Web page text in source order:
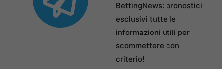
BettingNews: pronostici
esclusivi tutte le
informazioni utili per
scommettere con
criterio!